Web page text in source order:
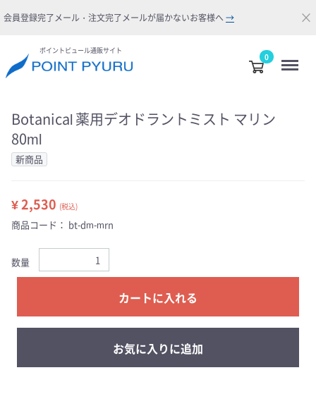
会員登録完了メール・注文完了メールが届かないお客様へ → ×
ポイントピュール通販サイト
0
Botanical 薬用デオドラントミスト マリン
80ml
新商品
¥ 2,530 (税込)
商品コード： bt-dm-mrn
数量
カートに入れる
お気に入りに追加